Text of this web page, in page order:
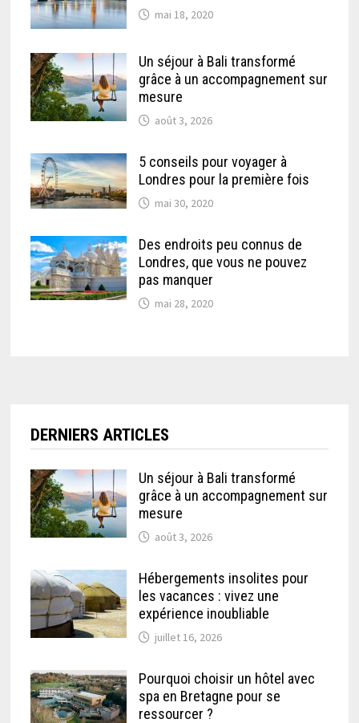
mai 18, 2020
Un séjour à Bali transformé
grâce à un accompagnement sur
mesure
août 3, 2026
5 conseils pour voyager à
Londres pour la première fois
mai 30, 2020
Des endroits peu connus de
Londres, que vous ne pouvez
pas manquer
mai 28, 2020
DERNIERS ARTICLES
Un séjour à Bali transformé
grâce à un accompagnement sur
mesure
août 3, 2026
Hébergements insolites pour
les vacances : vivez une
expérience inoubliable
juillet 16, 2026
Pourquoi choisir un hôtel avec
spa en Bretagne pour se
ressourcer ?